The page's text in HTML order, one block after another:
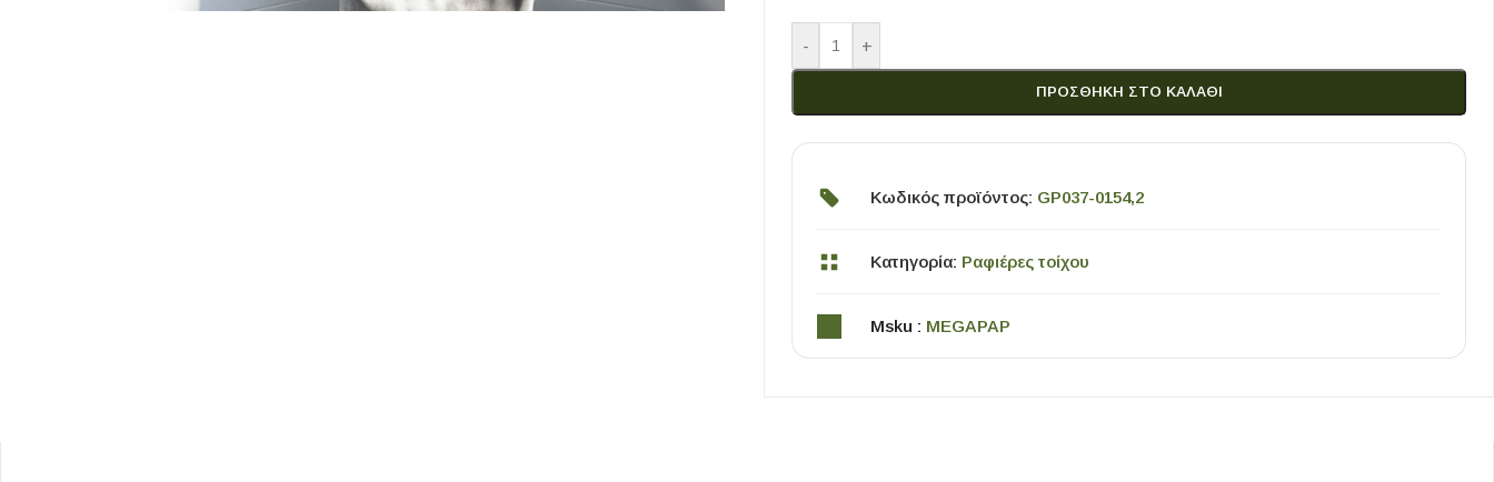
- +
ΠΡΟΣΘΉΚΗ ΣΤΟ ΚΑΛΆΘΙ
Κωδικός προϊόντος: GP037-0154,2
Κατηγορία: Ραφιέρες τοίχου
Msku : MEGAPAP